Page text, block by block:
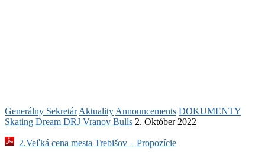
Generálny Sekretár Aktuality Announcements DOKUMENTY
Skating Dream DRJ Vranov Bulls 2. Október 2022
2.Veľká cena mesta Trebišov – Propozície